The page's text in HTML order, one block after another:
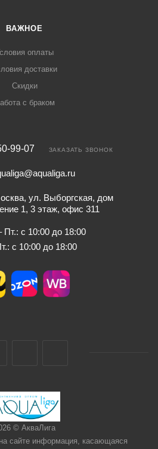
ВАЖНОЕ
оплаты
доставки
Скидки
с браком
99-07 ЗАКАЗАТЬ ЗВОНОК
ул. Выборгская, дом
1, 3 этаж, офис 311
Пт.: с 10:00 до 18:00
с 10:00 до 18:00
© АкваЛига
сайте информация, касающаяся